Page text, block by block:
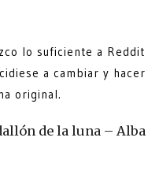
lo suficiente a
a cambiar y
original.
de la luna – Alba